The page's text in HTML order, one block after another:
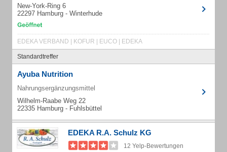
New-York-Ring 6
22297 Hamburg - Winterhude
EDEKA VERBAND | KOFUR | EUCO | EDEKA
Standardtreffer
Ayuba Nutrition
Nahrungsergänzungsmittel
Wilhelm-Raabe Weg 22
22335 Hamburg - Fuhlsbüttel
EDEKA R.A. Schulz KG
12 Yelp-Bewertungen